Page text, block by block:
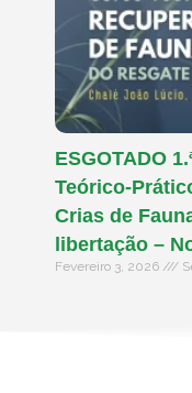
ESGOTADO
Teórico-
Crias de
libertação –
Fevereiro 3, 2026